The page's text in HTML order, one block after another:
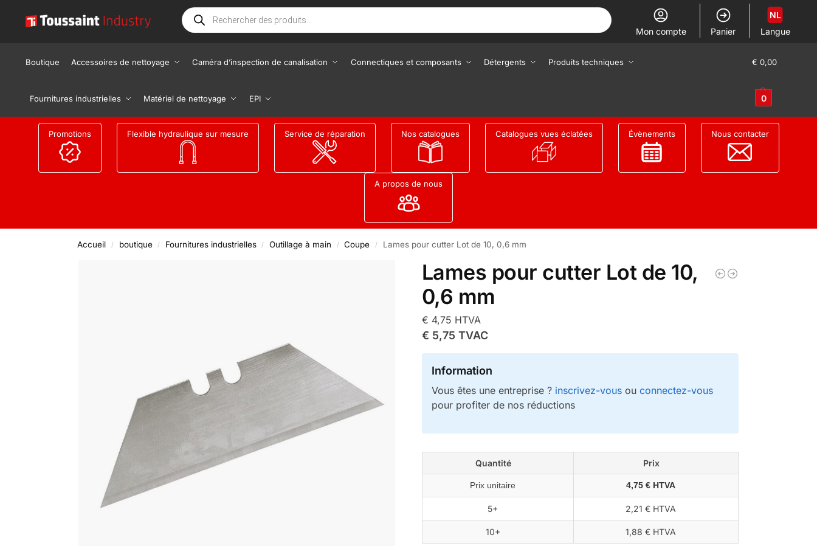
Mon compte Panier Langue
NL
Boutique Accessoires de nettoyage Caméra d’inspection de canalisation Connectiques et composants Détergents Produits techniques
Fournitures industrielles Matériel de nettoyage EPI
€ 0,00
0
Promotions Flexible hydraulique sur mesure Service de réparation Nos catalogues Catalogues vues éclatées Évènements Nous contacter
A propos de nous
Accueil / boutique / Fournitures industrielles / Outillage à main / Coupe / Lames pour cutter Lot de 10, 0,6 mm
Lames pour cutter Lot de 10,
0,6 mm
€ 4,75 HTVA
€ 5,75 TVAC
Information
Vous êtes une entreprise ? inscrivez-vousou connectez-vous
pour profiter de nos réductions
Quantité Prix
Prix unitaire 4,75 € HTVA
5+ 2,21 € HTVA
10+ 1,88 € HTVA